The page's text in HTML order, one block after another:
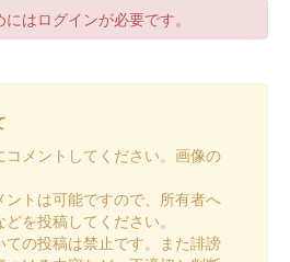
第1版から紙色がオレンジから赤に
令和7年 切り絵秋版 第1版
令和7年秋版
はログインが必要です。
コメントしてください。画像の
トは可能ですので、所有者へ
を投稿してください。
の投稿は禁止です。また誹謗